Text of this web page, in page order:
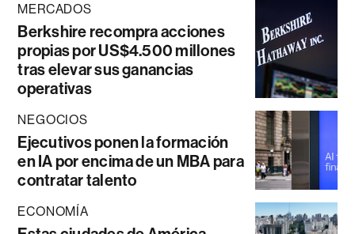
MERCADOS
Berkshire recompra acciones
propias por US$4.500 millones
tras elevar sus ganancias
operativas
NEGOCIOS
Ejecutivos ponen la formación
en IA por encima de un MBA para
contratar talento
ECONOMÍA